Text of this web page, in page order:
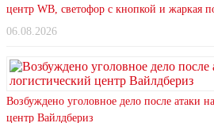
центр WB, светофор с кнопкой и жаркая
06.08.2026
Возбуждено уголовное дело после атаки
центр Вайлдбериз